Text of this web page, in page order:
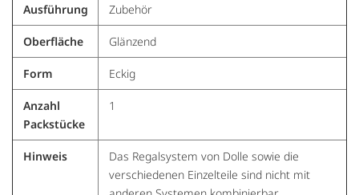
Ausführung Zubehör
Oberfläche Glänzend
Form Eckig
Anzahl
Packstücke
1
Hinweis
Das Regalsystem von Dolle sowie die
verschiedenen Einzelteile sind nicht mit